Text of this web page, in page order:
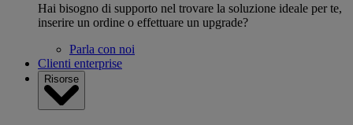
Hai bisogno di supporto nel trovare la soluzione ideale per te,
inserire un ordine o effettuare un upgrade?
Parla con noi
Clienti enterprise
Risorse